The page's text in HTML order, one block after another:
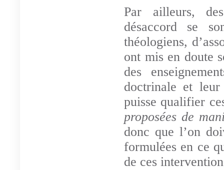
Par ailleurs,
désaccord se
théologiens,
ont mis en doute
des
doctrinale et leur
puisse qualifier
proposées de
donc que l’on
formulées en ce
de ces